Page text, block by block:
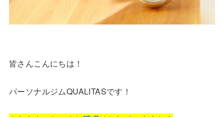
皆さんこんにちは！
パーソナルジムQUALITASです！